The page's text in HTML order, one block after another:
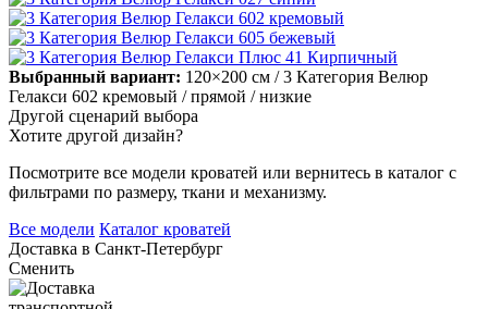
Выбранный вариант: 120×200 см / 3 Категория Велюр
Гелакси 602 кремовый / прямой / низкие
Другой сценарий выбора
Хотите другой дизайн?
Посмотрите все модели кроватей или вернитесь в каталог с
фильтрами по размеру, ткани и механизму.
Все модели Каталог кроватей
Доставка в Санкт-Петербург
Сменить